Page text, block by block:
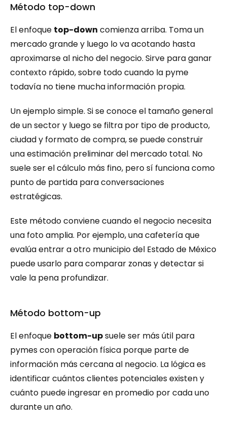
Método top-down
El enfoque top-down comienza arriba. Toma un
mercado grande y luego lo va acotando hasta
aproximarse al nicho del negocio. Sirve para ganar
contexto rápido, sobre todo cuando la pyme
todavía no tiene mucha información propia.
Un ejemplo simple. Si se conoce el tamaño general
de un sector y luego se filtra por tipo de producto,
ciudad y formato de compra, se puede construir
una estimación preliminar del mercado total. No
suele ser el cálculo más fino, pero sí funciona como
punto de partida para conversaciones
estratégicas.
Este método conviene cuando el negocio necesita
una foto amplia. Por ejemplo, una cafetería que
evalúa entrar a otro municipio del Estado de México
puede usarlo para comparar zonas y detectar si
vale la pena profundizar.
Método bottom-up
El enfoque bottom-up suele ser más útil para
pymes con operación física porque parte de
información más cercana al negocio. La lógica es
identificar cuántos clientes potenciales existen y
cuánto puede ingresar en promedio por cada uno
durante un año.